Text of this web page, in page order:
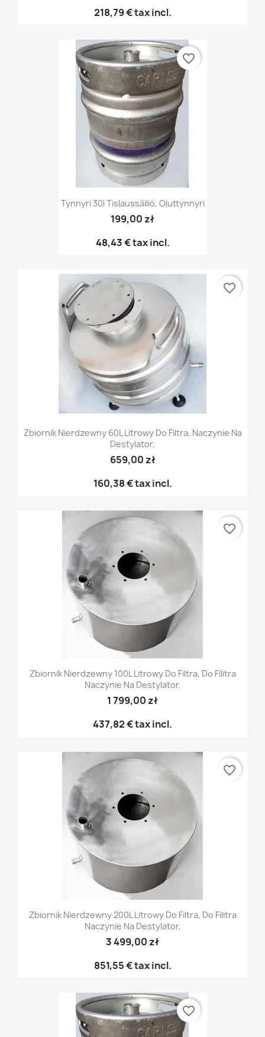
218,79 €tax incl.
Tynnyri 30l Tislaussäiliö, Oluttynnyri
199,00 zł
48,43 €tax incl.
favorite_border
Zbiornik Nierdzewny 60L Litrowy Do Filtra, Naczynie Na
Destylator,
659,00 zł
160,38 €tax incl.
favorite_border
Zbiornik Nierdzewny 100L Litrowy Do Filtra, Do Filitra
Naczynie Na Destylator,
1 799,00 zł
437,82 €tax incl.
favorite_border
Zbiornik Nierdzewny 200L Litrowy Do Filtra, Do Filitra
Naczynie Na Destylator,
3 499,00 zł
851,55 €tax incl.
favorite_border
favorite_border